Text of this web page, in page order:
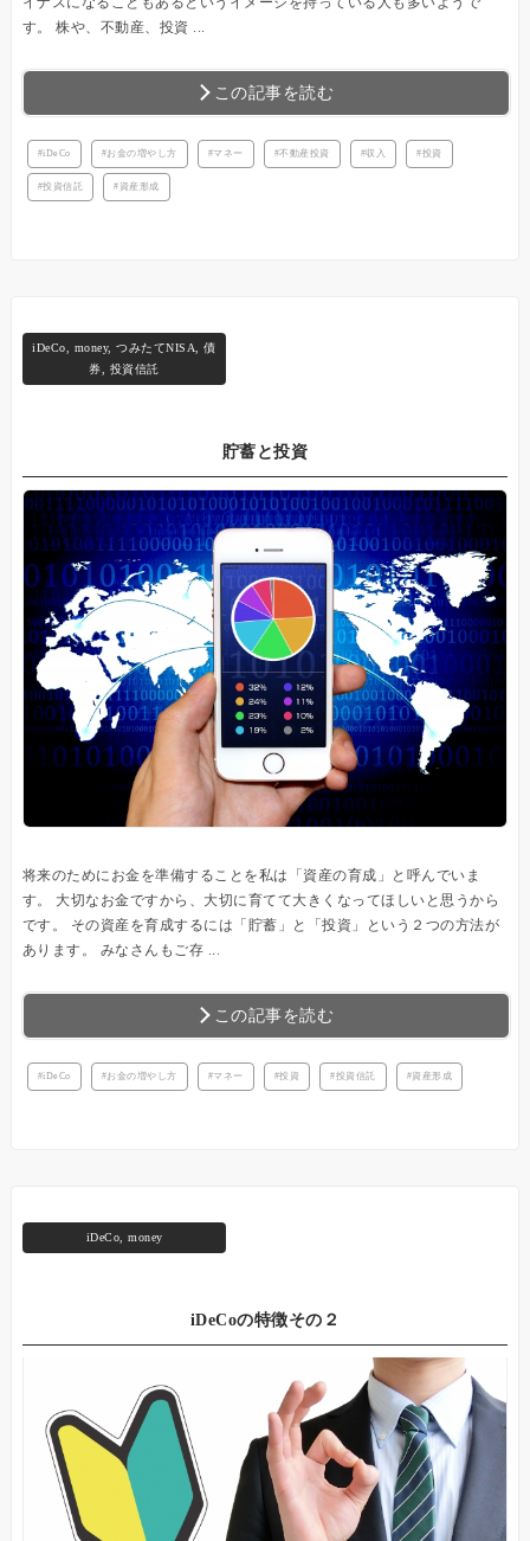
す。 株や、不動産、投資 ...
この記事を読む
iDeCo お金の増やし方 マネー 不動産投資 収入 投資
投資信託 資産形成
iDeCo money,つみたてNISA ,債
券
投資信託
貯蓄と投資
将来のためにお金を準備することを私は「資産の育成」と呼んでいま
す。 大切なお金ですから、大切に育てて大きくなってほしいと思うから
です。 その資産を育成するには「貯蓄」と「投資」という２つの方法が
あります。 みなさんもご存 ...
この記事を読む
iDeCo お金の増やし方 マネー 投資 投資信託 資産形成
iDeCo ,money
iDeCoの特徴その２